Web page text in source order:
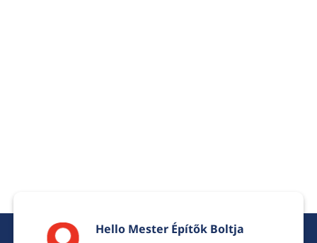
Hello Mester Építők Boltja